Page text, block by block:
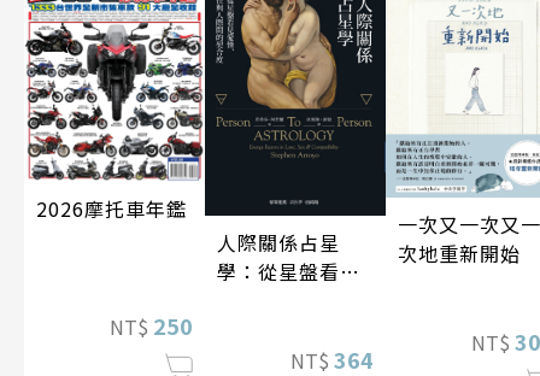
2026摩托車年鑑
NT$ 250
人際關係占星
學：從星盤看見
NT$ 364
一次又一次又一
次地重新開始
NT$